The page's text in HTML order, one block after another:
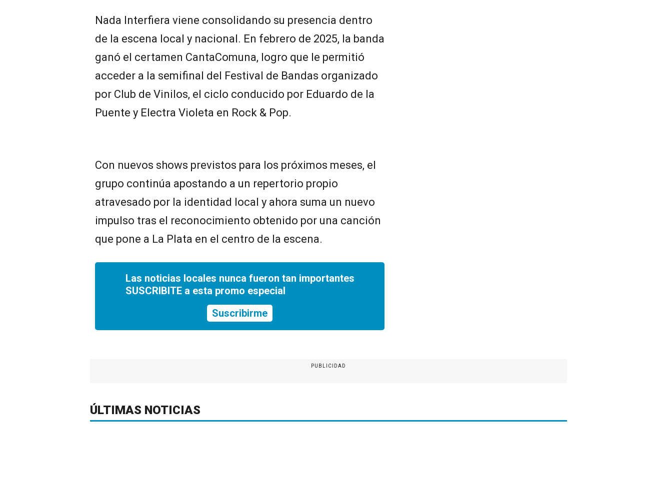
Nada Interfiera viene consolidando su presencia dentro
de la escena local y nacional. En febrero de 2025, la banda
ganó el certamen CantaComuna, logro que le permitió
acceder a la semifinal del Festival de Bandas organizado
por Club de Vinilos, el ciclo conducido por Eduardo de la
Puente y Electra Violeta en Rock & Pop.
Con nuevos shows previstos para los próximos meses, el
grupo continúa apostando a un repertorio propio
atravesado por la identidad local y ahora suma un nuevo
impulso tras el reconocimiento obtenido por una canción
que pone a La Plata en el centro de la escena.
Las noticias locales nunca fueron tan importantes
SUSCRIBITE a esta promo especial
Suscribirme
PUBLICIDAD
ÚLTIMAS NOTICIAS